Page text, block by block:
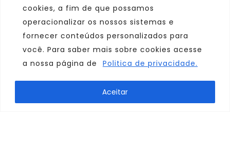
cookies, a fim de que possamos
operacionalizar os nossos sistemas e
fornecer conteúdos personalizados para
você. Para saber mais sobre cookies acesse
a nossa página de
Politica de privacidade.
Aceitar
Parceiro